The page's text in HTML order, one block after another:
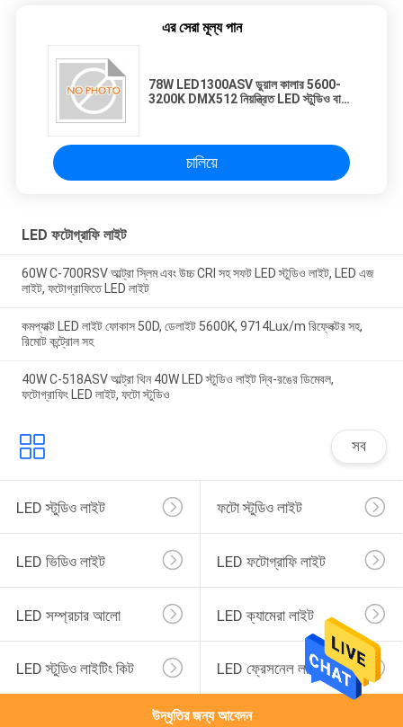
এর সেরা মূল্য পান
78W LED1300ASV ডুয়াল কালার 5600-
3200K DMX512 নিয়ন্ত্রিত LED স্টুডিও বা
চালিয়ে
LED ফটোগ্রাফি লাইট
60W C-700RSV আল্ট্রা স্লিম এবং উচ্চ CRI সহ সফট LED স্টুডিও লাইট, LED এজ
লাইট, ফটোগ্রাফিতে LED লাইট
কমপ্যাক্ট LED লাইট ফোকাস 50D, ডেলাইট 5600K, 9714Lux/m রিফ্লেক্টর সহ,
রিমোট কন্ট্রোল সহ
40W C-518ASV আল্ট্রা থিন 40W LED স্টুডিও লাইট দ্বি-রঙের ডিমেবল,
ফটোগ্রাফিং LED লাইট, ফটো স্টুডিও
সব
LED স্টুডিও লাইট ফটো স্টুডিও লাইট
LED ভিডিও লাইট LED ফটোগ্রাফি লাইট
LED সম্প্রচার আলো LED ক্যামেরা লাইট
LED স্টুডিও লাইটিং কিট LED ফ্রেসনেল লাইট
উদ্ধৃতির জন্য আবেদন